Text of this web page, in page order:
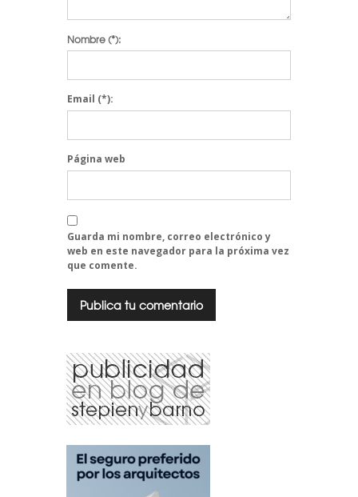
Nombre(*):
Email (*):
Página web
Guarda mi nombre, correo electrónico y
web en este navegador para la próxima vez
que comente.